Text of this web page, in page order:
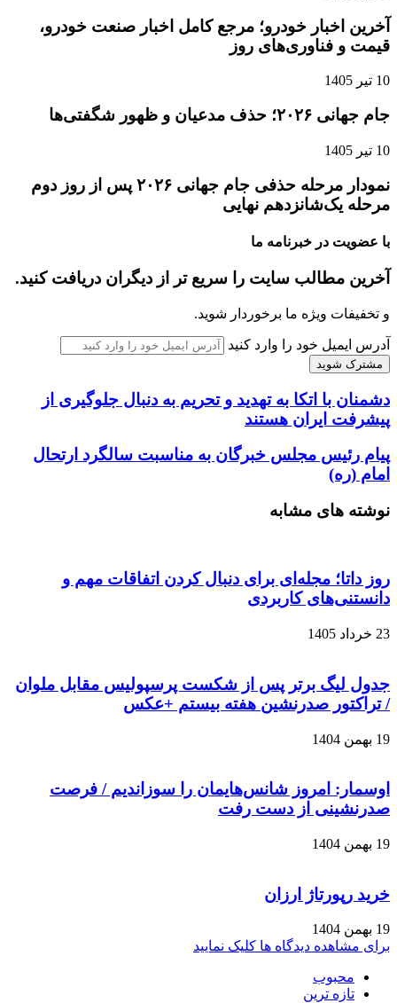
آخرین اخبار خودرو؛ مرجع کامل اخبار صنعت خودرو،
قیمت و فناوری‌های روز
10 تیر 1405
جام جهانی ۲۰۲۶؛ حذف مدعیان و ظهور شگفتی‌ها
10 تیر 1405
نمودار مرحله حذفی جام جهانی ۲۰۲۶ پس از روز دوم
مرحله یک‌شانزدهم نهایی
با عضویت در خبرنامه ما
آخرین مطالب سایت را سریع تر از دیگران دریافت کنید.
و تخفیفات ویژه ما برخوردار شوید.
آدرس ایمیل خود را وارد کنید
دشمنان با اتکا به تهدید و تحریم به دنبال جلوگیری از
پیشرفت ایران هستند
پیام رئیس مجلس خبرگان به مناسبت سالگرد ارتحال
امام (ره)
نوشته های مشابه
روز داتا؛ مجله‌ای برای دنبال کردن اتفاقات مهم و
دانستنی‌های کاربردی
23 خرداد 1405
جدول لیگ برتر پس از شکست پرسپولیس مقابل ملوان
/ تراکتور صدرنشین هفته بیستم +عکس
19 بهمن 1404
اوسمار: امروز شانس‌هایمان را سوزاندیم / فرصت
صدرنشینی از دست رفت
19 بهمن 1404
خرید رپورتاژ ارزان
19 بهمن 1404
برای مشاهده دیدگاه ها کلیک نمایید
محبوب
تازه ترین